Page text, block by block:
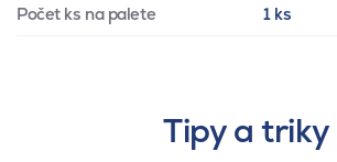
Počet ks na palete 1 ks
Tipy a triky